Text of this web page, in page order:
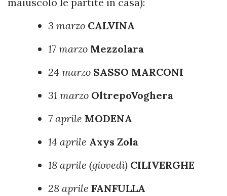
3 marzo CALVINA
17 marzo Mezzolara
24 marzo SASSO MARCONI
31 marzo OltrepoVoghera
7 aprile MODENA
14 aprile Axys Zola
18 aprile (giovedì) CILIVERGHE
28 aprile FANFULLA